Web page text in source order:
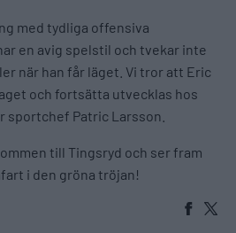
med tydliga offensiva
en avig spelstil och tvekar inte
när han får läget. Vi tror att Eric
och fortsätta utvecklas hos
sportchef Patric Larsson.
till Tingsryd och ser fram
i den gröna tröjan!